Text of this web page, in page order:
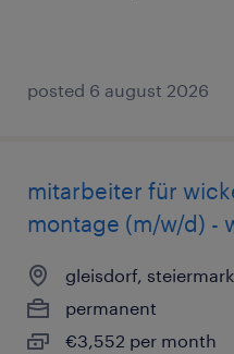
posted 6 august 2026
mitarbeiter für
montage (m/w/d) -
gleisdorf, steiermark
permanent
€3,552 per month